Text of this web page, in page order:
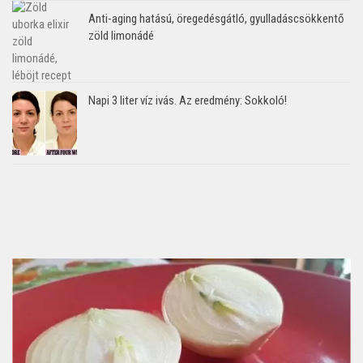
Anti-aging hatású, öregedésgátló, gyulladáscsökkentő
zöld limonádé
Napi 3 liter víz ivás. Az eredmény: Sokkoló!